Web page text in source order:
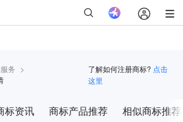
务 >
了解如何注册商标? 点击
这里
标资讯 商标产品推荐 相似商标推荐